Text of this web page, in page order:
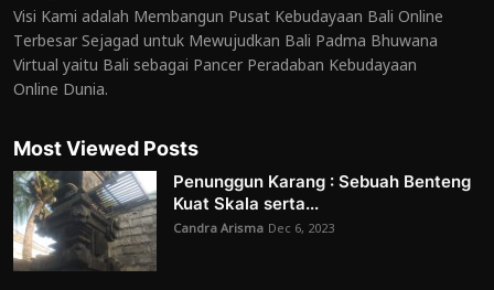
Visi Kami adalah Membangun Pusat Kebudayaan Bali Online
Terbesar Sejagad untuk Mewujudkan Bali Padma Bhuwana
Virtual yaitu Bali sebagai Pancer Peradaban Kebudayaan
Online Dunia.
Most Viewed Posts
Penunggun Karang : Sebuah Benteng
Kuat Skala serta...
Candra Arisma Dec 6, 2023